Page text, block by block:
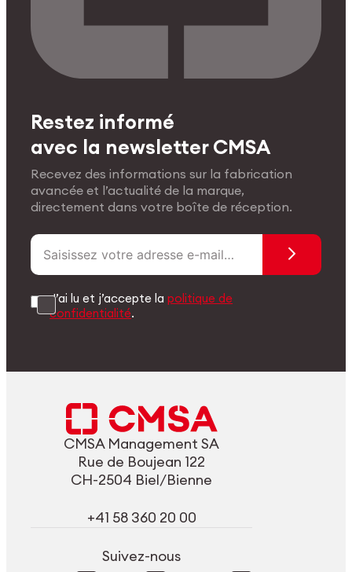
Restez informé
avec la newsletter CMSA
Recevez des informations sur la fabrication
avancée et l’actualité de la marque,
directement dans votre boîte de réception.
J’ai lu et j’accepte lapolitique de
confidentialité.
CMSA Management SA
Rue de Boujean 122
CH-2504 Biel/Bienne
+41 58 360 20 00
Suivez-nous